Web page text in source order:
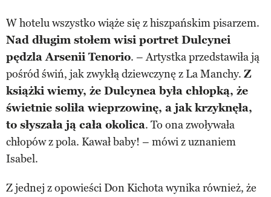
W hotelu wszystko wiąże się z hiszpańskim pisarzem.
Nad długim stołem wisi portret Dulcynei
pędzla Arsenii Tenorio. – Artystka przedstawiła ją
pośród świń, jak zwykłą dziewczynę z La Manchy. Z
książki wiemy, że Dulcynea była chłopką, że
świetnie soliła wieprzowinę, a jak krzyknęła,
to słyszała ją cała okolica. To ona zwoływała
chłopów z pola. Kawał baby! – mówi z uznaniem
Isabel.
Z jednej z opowieści Don Kichota wynika również, że